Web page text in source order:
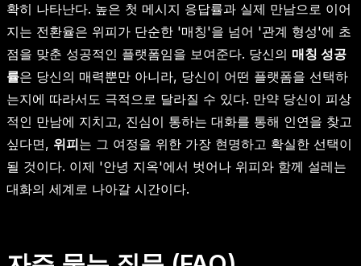
확히 나타난다. 높은 첫 메시지 응답률과 실제 만남으로 이어
지는 전환율은 위피가 단순한 '매칭'을 넘어 '관계 형성'에 초
점을 맞춘 성공적인 플랫폼임을 보여준다. 당신의 매칭 성공
률은 당신의 매력뿐만 아니라, 당신이 어떤 플랫폼을 선택하
는지에 따라서도 극적으로 달라질 수 있다. 만약 당신이 피상
적인 만남에 지치고, 진심이 통하는 대화를 통해 인연을 찾고
싶다면, 위피는 그 여정을 위한 가장 현명하고 확실한 선택이
될 것이다. 이제 '안녕 지옥'에서 벗어나 위피와 함께 설레는
대화의 세계로 나아갈 시간이다.